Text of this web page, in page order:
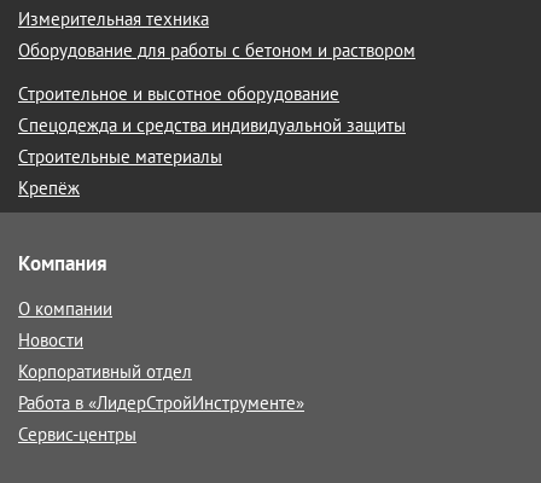
Измерительная техника
Оборудование для работы с бетоном и раствором
Строительное и высотное оборудование
Спецодежда и средства индивидуальной защиты
Строительные материалы
Крепёж
Компания
О компании
Новости
Корпоративный отдел
Работа в «ЛидерСтройИнструменте»
Сервис-центры